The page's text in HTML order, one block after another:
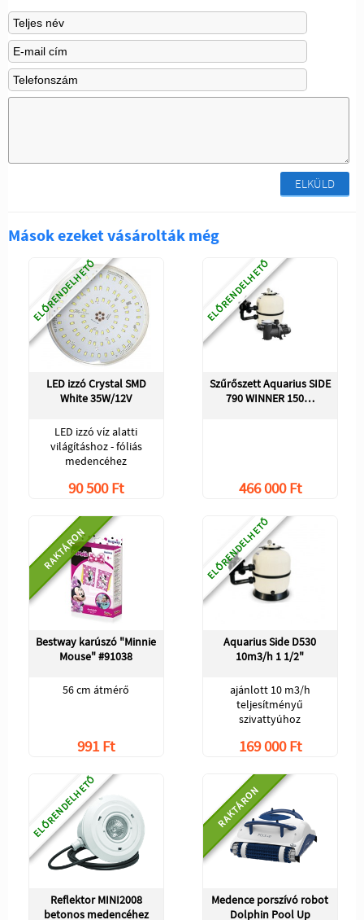
ELKÜLD
Mások ezeket vásárolták még
ELŐRENDELHETŐ
LED izzó Crystal SMD
White 35W/12V
LED izzó víz alatti
világításhoz - fóliás
medencéhez
90 500 Ft
ELŐRENDELHETŐ
Szűrőszett Aquarius SIDE
790 WINNER 150…
466 000 Ft
RAKTÁRON
Bestway karúszó "Minnie
Mouse" #91038
56 cm átmérő
991 Ft
ELŐRENDELHETŐ
Aquarius Side D530
10m3/h 1 1/2"
ajánlott 10 m3/h
teljesítményű
szivattyúhoz
169 000 Ft
ELŐRENDELHETŐ
Reflektor MINI2008
betonos medencéhez
RAKTÁRON
Medence porszívó robot
Dolphin Pool Up